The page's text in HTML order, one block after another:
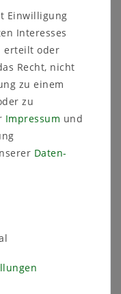
2692 Obergurig
2 02692
Einwilligung
Interesses
erteilt oder
Recht, nicht
zu einem
zu
Impressum und
Daten­